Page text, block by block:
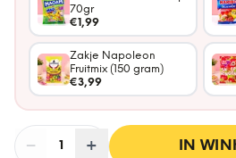
70gr
€1,99
Zakje Napoleon
Fruitmix (150 gram)
€3,99
− Aantal
1 + IN